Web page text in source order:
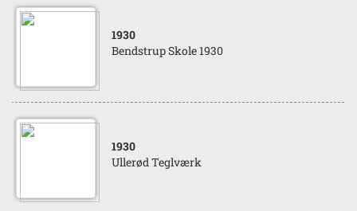
1930
Bendstrup Skole 1930
1930
Ullerød Teglværk